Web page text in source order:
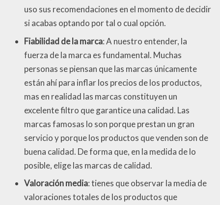
uso sus recomendaciones en el momento de decidir
si acabas optando por tal o cual opción.
Fiabilidad de la marca: A nuestro entender, la
fuerza de la marca es fundamental. Muchas
personas se piensan que las marcas únicamente
están ahí para inflar los precios de los productos,
mas en realidad las marcas constituyen un
excelente filtro que garantice una calidad. Las
marcas famosas lo son porque prestan un gran
servicio y porque los productos que venden son de
buena calidad. De forma que, en la medida de lo
posible, elige las marcas de calidad.
Valoración media: tienes que observar la media de
valoraciones totales de los productos que